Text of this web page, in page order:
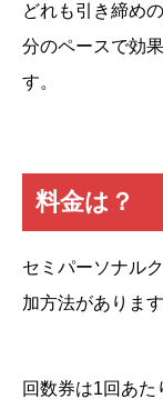
どれも引き締め
分のペースで効
す。
料金は？
セミパーソナル
加方法があります
回数券は1回あた